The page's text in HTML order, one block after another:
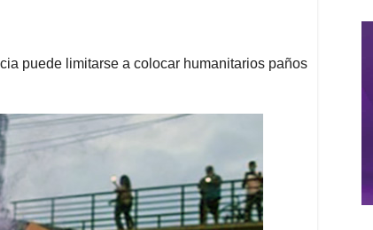
puede limitarse a colocar humanitarios paños